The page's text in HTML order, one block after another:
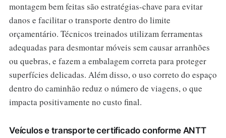
montagem bem feitas são estratégias-chave para evitar
danos e facilitar o transporte dentro do limite
orçamentário. Técnicos treinados utilizam ferramentas
adequadas para desmontar móveis sem causar arranhões
ou quebras, e fazem a embalagem correta para proteger
superfícies delicadas. Além disso, o uso correto do espaço
dentro do caminhão reduz o número de viagens, o que
impacta positivamente no custo final.
Veículos e transporte certificado conforme ANTT